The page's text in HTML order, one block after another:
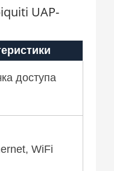
UAP-
доступа
WiFi